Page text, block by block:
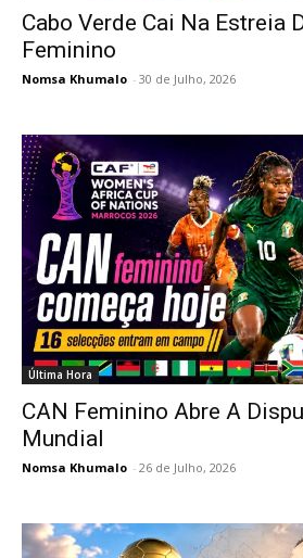
Cabo Verde Cai Na Estreia
Feminino
Nomsa Khumalo - 30 de Julho, 2026
Última Hora
CAN Feminino Abre A
Mundial
Nomsa Khumalo - 26 de Julho, 2026